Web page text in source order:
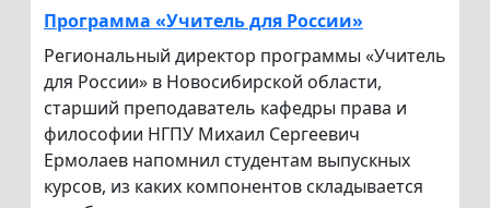
Программа «Учитель для России»
Региональный директор программы «Учитель
для России» в Новосибирской области,
старший преподаватель кафедры права и
философии НГПУ Михаил Сергеевич
Ермолаев напомнил студентам выпускных
курсов, из каких компонентов складывается